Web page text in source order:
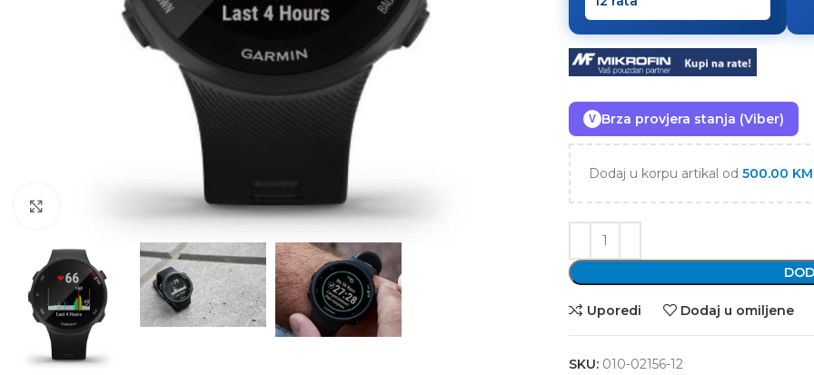
V Brza provjera stanja (Viber)
Dodaj u korpu artikal od 500.00 KM
Uporedi Dodaj u omiljene
SKU: 010-02156-12